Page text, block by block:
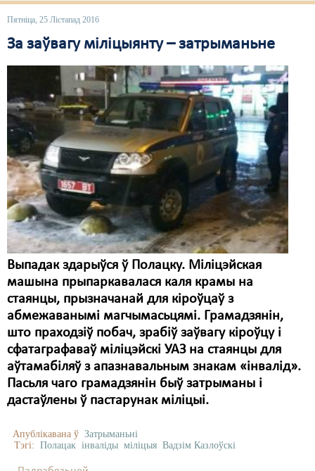
Пятніца, 25 Лістапад 2016
За заўвагу міліцыянту – затрыманьне
Выпадак здарыўся ў Полацку. Міліцэйская
машына прыпаркавалася каля крамы на
стаянцы, прызначанай для кіроўцаў з
абмежаванымі магчымасьцямі. Грамадзянін,
што праходзіў побач, зрабіў заўвагу кіроўцу і
сфатаграфаваў міліцэйскі УАЗ на стаянцы для
аўтамабіляў з апазнавальным знакам «інвалід».
Пасьля чаго грамадзянін быў затрыманы і
дастаўлены ў пастарунак міліцыі.
Апублікавана ў Затрыманьні
Тэгі: Полацак інваліды міліцыя Вадзім Казлоўскі